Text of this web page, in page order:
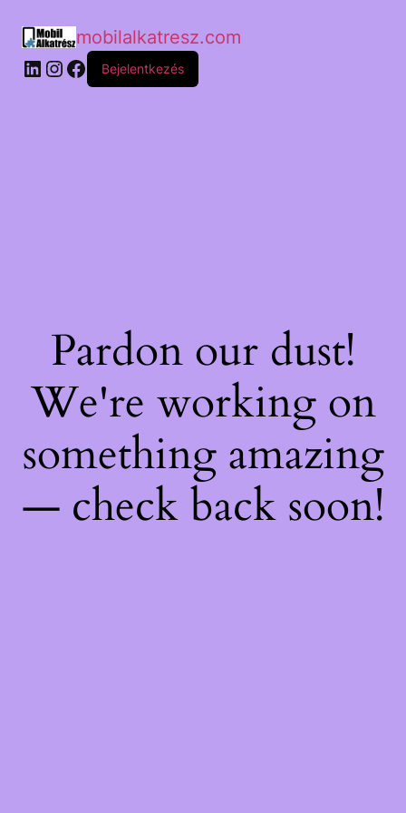
mobilalkatresz.com
Bejelentkezés
Pardon our dust!
We're working on
something amazing
— check back soon!